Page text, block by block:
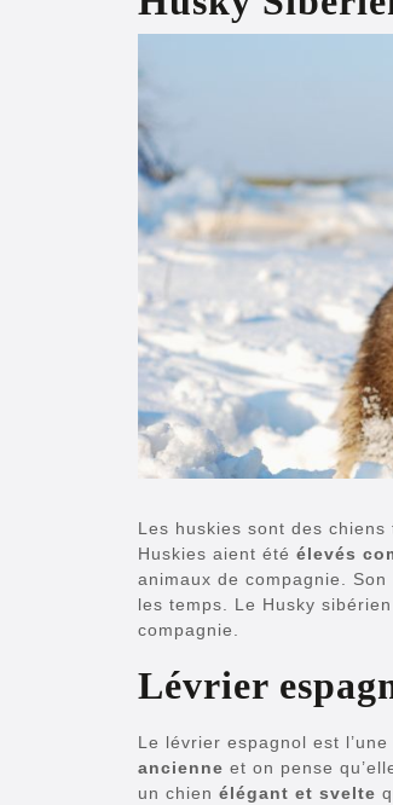
Les huskies sont des
Huskies aient été élevés
animaux de compagnie.
les temps. Le Husky
compagnie.
Lévrier
Le lévrier espagnol est
ancienne et on pense
un chien élégant et svelte